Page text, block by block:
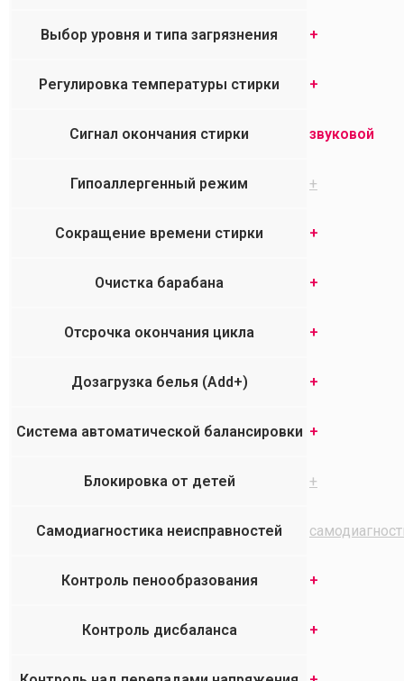
Выбор уровня и типа загрязнения +
Регулировка температуры стирки +
Сигнал окончания стирки звуковой
Гипоаллергенный режим +
Сокращение времени стирки +
Очистка барабана +
Отсрочка окончания цикла +
Дозагрузка белья (Add+) +
Система автоматической балансировки +
Блокировка от детей +
Самодиагностика неисправностей
Контроль пенообразования +
Контроль дисбаланса +